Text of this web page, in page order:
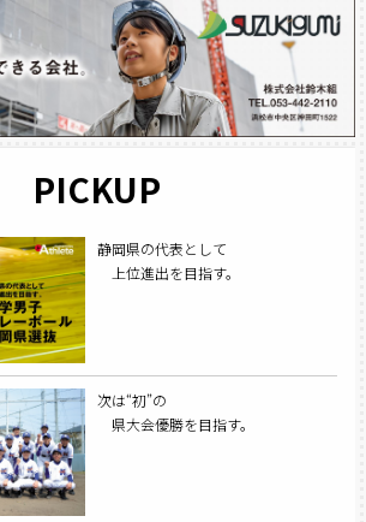
PICKUP
静岡県の代表として
上位進出を目指す。
次は“初”の
県大会優勝を目指す。